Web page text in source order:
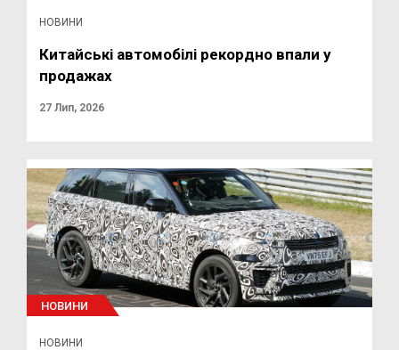
НОВИНИ
Китайські автомобілі рекордно впали у
продажах
27 Лип, 2026
НОВИНИ
НОВИНИ